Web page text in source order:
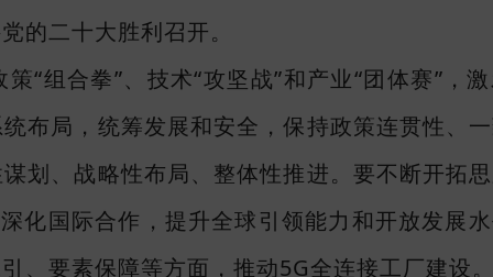
的二十大胜利召开。
“组合拳”、技术“攻坚战”和产业“团体赛”，
布局，统筹发展和安全，保持政策连贯性、
划、战略性布局、整体性推进。要不断开拓
化国际合作，提升全球引领能力和开放发展
、要素保障等方面，推动5G全连接工厂建设